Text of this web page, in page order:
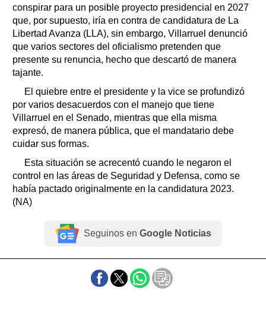
conspirar para un posible proyecto presidencial en 2027
que, por supuesto, iría en contra de candidatura de La
Libertad Avanza (LLA), sin embargo, Villarruel denunció
que varios sectores del oficialismo pretenden que
presente su renuncia, hecho que descartó de manera
tajante.
El quiebre entre el presidente y la vice se profundizó
por varios desacuerdos con el manejo que tiene
Villarruel en el Senado, mientras que ella misma
expresó, de manera pública, que el mandatario debe
cuidar sus formas.
Esta situación se acrecentó cuando le negaron el
control en las áreas de Seguridad y Defensa, como se
había pactado originalmente en la candidatura 2023.
(NA)
Seguinos en Google Noticias